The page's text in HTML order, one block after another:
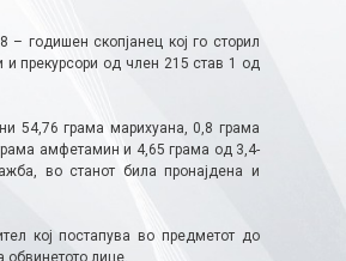
годишен скопјанец кој го сторил
прекурсори од член 215 став 1 од
54,76 грама марихуана, 0,8 грама
амфетамин и 4,65 грама од 3,4-
во станот била пронајдена и
кој постапува во предметот до
лице.